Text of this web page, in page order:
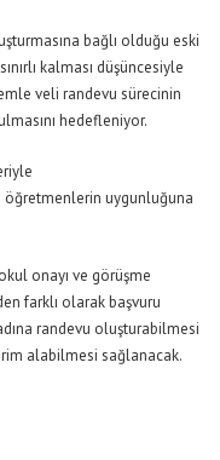
bağlı olduğu eski
kalması düşüncesiyle
veli randevu sürecinin
hedefleniyor.
öğretmenlerin uygunluğuna
onayı ve görüşme
farklı olarak başvuru
randevu oluşturabilmesi
alabilmesi sağlanacak.